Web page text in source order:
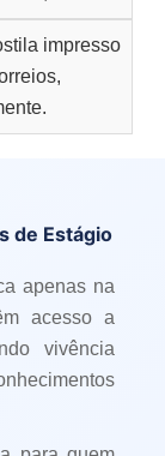
impresso
de Estágio
apenas na
acesso a
vivência